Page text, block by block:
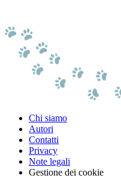
Chi siamo
Autori
Contatti
Privacy
Note legali
Gestione dei cookie